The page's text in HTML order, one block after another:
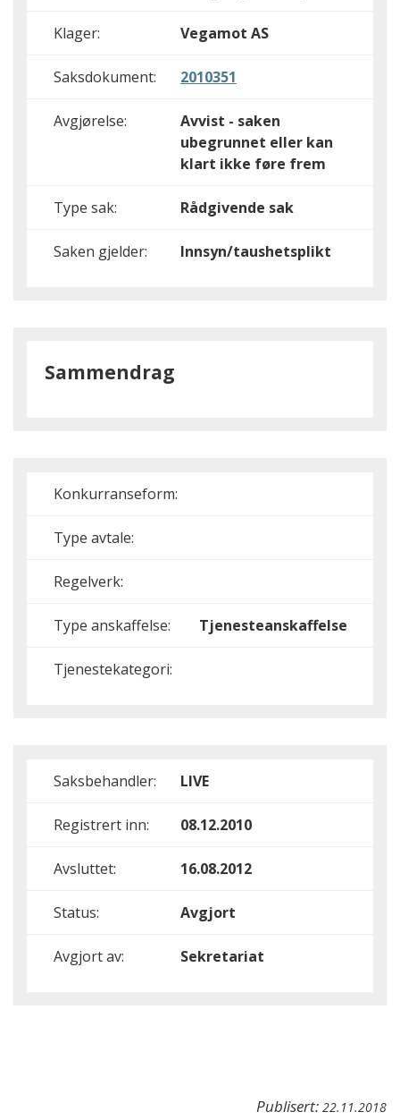
Klager: Vegamot AS
Saksdokument: 2010351
Avgjørelse:
Avvist - saken
ubegrunnet eller kan
klart ikke føre frem
Type sak: Rådgivende sak
Saken gjelder: Innsyn/taushetsplikt
Sammendrag
Konkurranseform:
Type avtale:
Regelverk:
Type anskaffelse: Tjenesteanskaffelse
Tjenestekategori:
Saksbehandler: LIVE
Registrert inn: 08.12.2010
Avsluttet: 16.08.2012
Status: Avgjort
Avgjort av: Sekretariat
Publisert: 22.11.2018